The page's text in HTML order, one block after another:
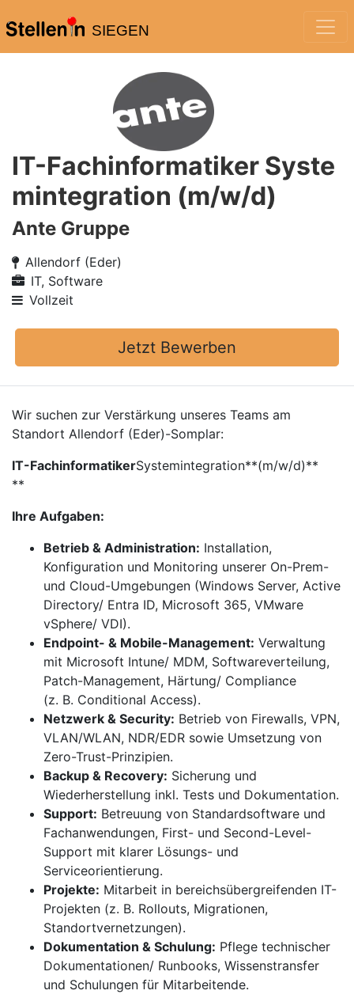
SIEGEN
IT-Fachinformatiker Syste
mintegration (m/w/d)
Ante Gruppe
Allendorf (Eder)
IT, Software
Vollzeit
Jetzt Bewerben
Wir suchen zur Verstärkung unseres Teams am
Standort Allendorf (Eder)-Somplar:
IT-FachinformatikerSystemintegration**(m/w/d)**
**
Ihre Aufgaben:
Betrieb & Administration: Installation,
Konfiguration und Monitoring unserer On-Prem-
und Cloud-Umgebungen (Windows Server, Active
Directory/ Entra ID, Microsoft 365, VMware
vSphere/ VDI).
Endpoint- & Mobile-Management: Verwaltung
mit Microsoft Intune/ MDM, Softwareverteilung,
Patch-Management, Härtung/ Compliance
(z. B. Conditional Access).
Netzwerk & Security: Betrieb von Firewalls, VPN,
VLAN/WLAN, NDR/EDR sowie Umsetzung von
Zero-Trust-Prinzipien.
Backup & Recovery: Sicherung und
Wiederherstellung inkl. Tests und Dokumentation.
Support: Betreuung von Standardsoftware und
Fachanwendungen, First- und Second-Level-
Support mit klarer Lösungs- und
Serviceorientierung.
Projekte: Mitarbeit in bereichsübergreifenden IT-
Projekten (z. B. Rollouts, Migrationen,
Standortvernetzungen).
Dokumentation & Schulung: Pflege technischer
Dokumentationen/ Runbooks, Wissenstransfer
und Schulungen für Mitarbeitende.